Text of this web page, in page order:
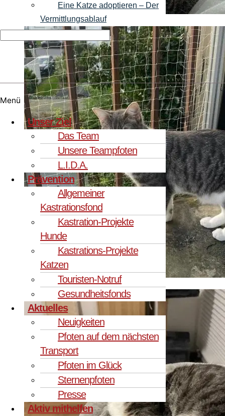
Eine Katze adoptieren – Der
Vermittlungsablauf
Menü
Unser Ziel
Das Team
Unsere Teampfoten
L.I.D.A.
Prävention
Allgemeiner
Kastrationsfond
Kastration-Projekte
Hunde
Kastrations-Projekte
Katzen
Touristen-Notruf
Gesundheitsfonds
Aktuelles
Neuigkeiten
Pfoten auf dem nächsten
Transport
Pfoten im Glück
Sternenpfoten
Presse
Aktiv mithelfen